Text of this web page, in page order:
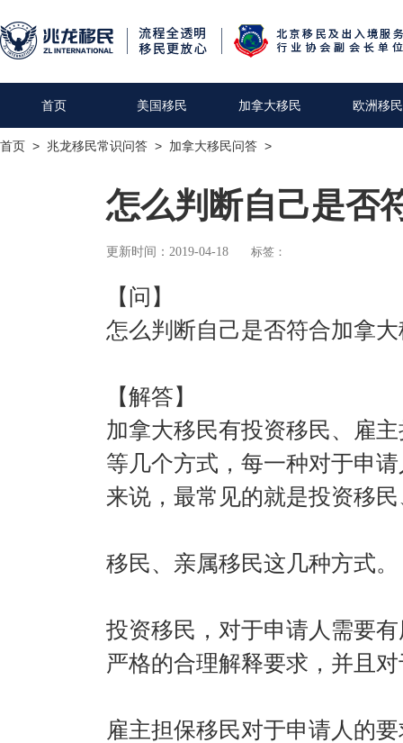
首页 美国移民 加拿大移民 欧洲移民
首页 > 兆龙移民常识问答 > 加拿大移民问答 >
怎么判断自己是否
更新时间：2019-04-18 标签：
【问】
怎么判断自己是否符合加拿
【解答】
加拿大移民有投资移民、雇
等几个方式，每一种对于申
来说，最常见的就是投资移
移民、亲属移民这几种方式。
投资移民，对于申请人需要
严格的合理解释要求，并且
雇主担保移民对于申请人的